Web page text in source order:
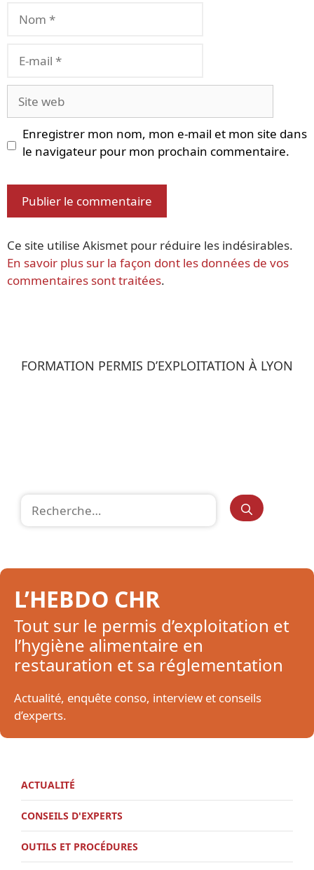
mail
web
Enregistrer mon nom, mon e-mail et mon site dans
le navigateur pour mon prochain commentaire.
Ce site utilise Akismet pour réduire les indésirables.
En savoir plus sur la façon dont les données de vos
commentaires sont traitées.
FORMATION PERMIS D’EXPLOITATION À LYON
L’HEBDO CHR
Tout sur le permis d’exploitation et
l’hygiène alimentaire en
restauration et sa réglementation
Actualité, enquête conso, interview et conseils
d’experts.
ACTUALITÉ
CONSEILS D'EXPERTS
OUTILS ET PROCÉDURES